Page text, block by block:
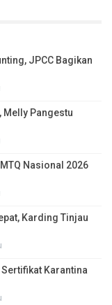
JPCC Bagikan
Melly Pangestu
Nasional 2026
Karding Tinjau
Karantina